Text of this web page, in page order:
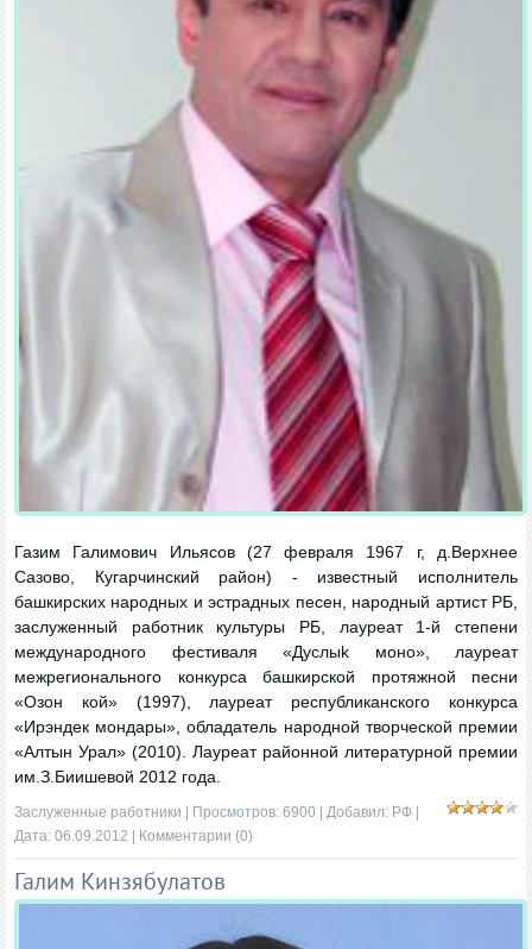
Газим Галимович Ильясов (27 февраля 1967 г, д.Верхнее
Сазово, Кугарчинский район) - известный исполнитель
башкирских народных и эстрадных песен, народный артист РБ,
заслуженный работник культуры РБ, лауреат 1-й степени
международного фестиваля «Дуслыk моно», лауреат
межрегионального конкурса башкирской протяжной песни
«Озон кой» (1997), лауреат республиканского конкурса
«Ирэндек мондары», обладатель народной творческой премии
«Алтын Урал» (2010). Лауреат районной литературной премии
им.З.Биишевой 2012 года.
Заслуженные работники | Просмотров: 6900 | Добавил: РФ
Дата: 06.09.2012 Комментарии (0)
Галим Кинзябулатов